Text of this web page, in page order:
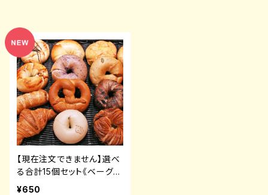
【現在注文できません】選べ
る合計15個セット《ベーグル
３種×各３個》《クロワッサン
¥650